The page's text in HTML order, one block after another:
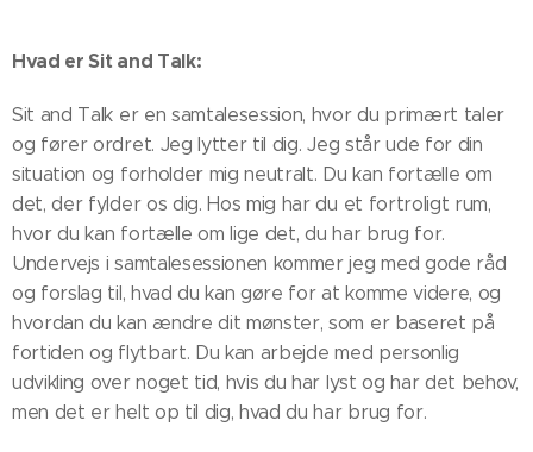
Hvad er Sit and Talk:
Sit and Talk er en samtalesession, hvor du primært taler
og fører ordret. Jeg lytter til dig. Jeg står ude for din
situation og forholder mig neutralt. Du kan fortælle om
det, der fylder os dig. Hos mig har du et fortroligt rum,
hvor du kan fortælle om lige det, du har brug for.
Undervejs i samtalesessionen kommer jeg med gode råd
og forslag til, hvad du kan gøre for at komme videre, og
hvordan du kan ændre dit mønster, som er baseret på
fortiden og flytbart. Du kan arbejde med personlig
udvikling over noget tid, hvis du har lyst og har det behov,
men det er helt op til dig, hvad du har brug for.